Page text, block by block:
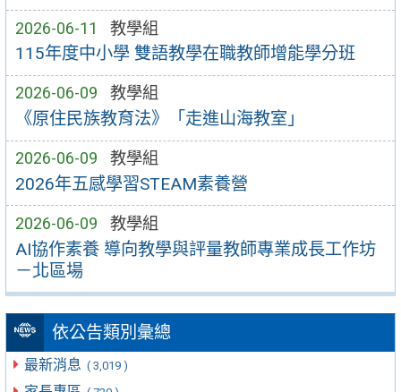
2026-06-11 教學組
115年度中小學 雙語教學在職教師增能學分班
2026-06-09 教學組
《原住民族教育法》「走進山海教室」
2026-06-09 教學組
2026年五感學習STEAM素養營
2026-06-09 教學組
AI協作素養 導向教學與評量教師專業成長工作坊
－北區場
依公告類別彙總
最新消息 ( 3,019 )